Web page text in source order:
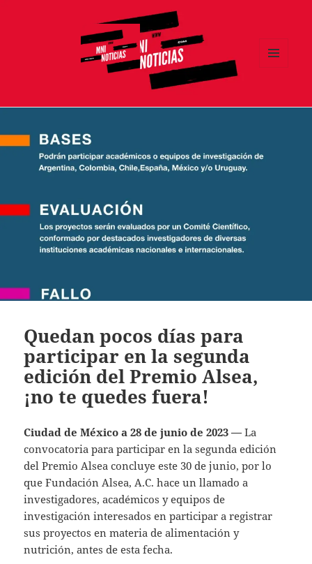
Quedan pocos días para
participar en la segunda
edición del Premio Alsea,
¡no te quedes fuera!
Ciudad de México a 28 de junio de 2023 —La
convocatoria para participar en la segunda edición
del Premio Alsea concluye este 30 de junio, por lo
que Fundación Alsea, A.C. hace un llamado a
investigadores, académicos y equipos de
investigación interesados en participar a registrar
sus proyectos en materia de alimentación y
nutrición, antes de esta fecha.